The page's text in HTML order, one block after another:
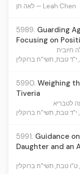
לאה חן — Leah Chen
5989. Guarding
Focusing on
חיובית
5990. Weighing
Tiveria
לטבריא
5991. Guidance
Daughter and an